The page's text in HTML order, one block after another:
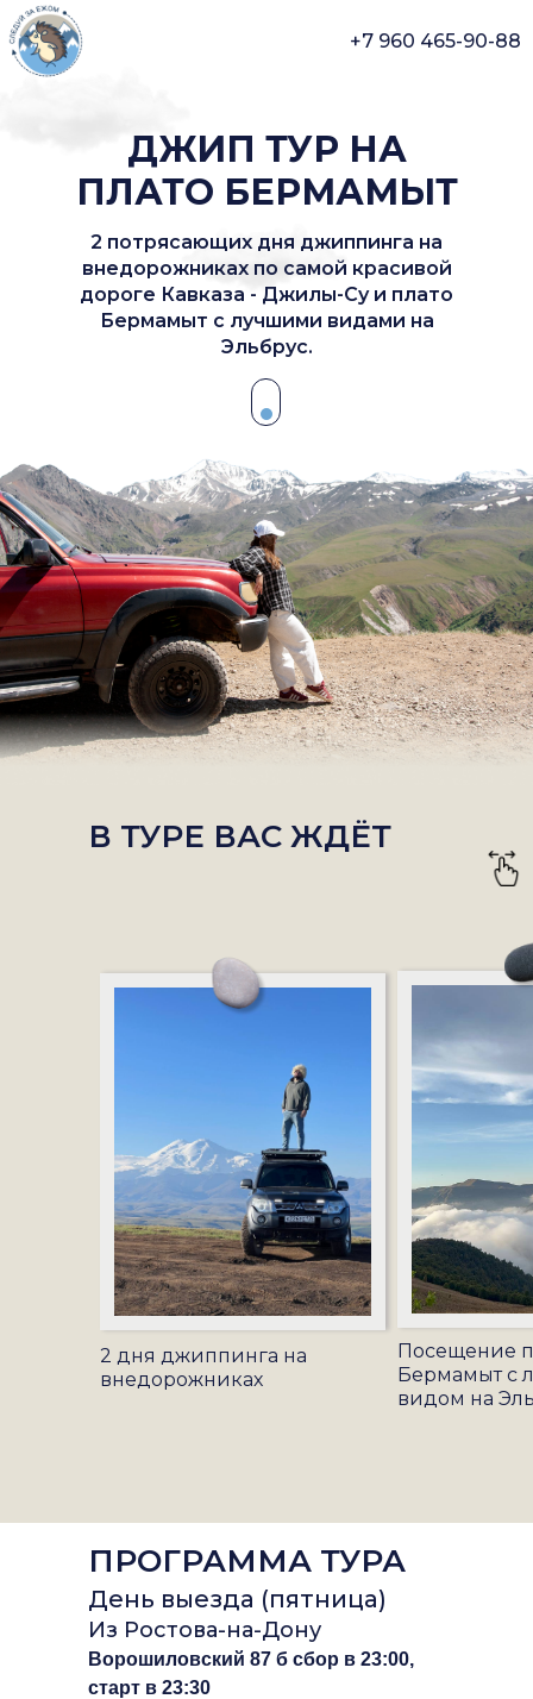
+7 960 465-90-88
ДЖИП ТУР НА
ПЛАТО БЕРМАМЫТ
2 потрясающих дня джиппинга на
внедорожниках по самой красивой
дороге Кавказа - Джилы-Су и плато
Бермамыт с лучшими видами на
Эльбрус.
В ТУРЕ ВАС ЖДЁТ
2 дня джиппинга на
внедорожниках
Посещение
Бермамыт с
видом на
ПРОГРАММА ТУРА
День выезда (пятница)
Из Ростова-на-Дону
Ворошиловский 87 б сбор в 23:00,
старт в 23:30